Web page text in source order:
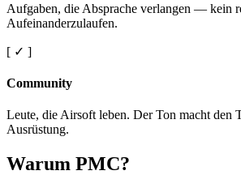
Aufgaben, die Absprache verlangen — kein
Aufeinanderzulaufen.
[ ✓ ]
Community
Leute, die Airsoft leben. Der Ton macht den
Ausrüstung.
Warum PMC?